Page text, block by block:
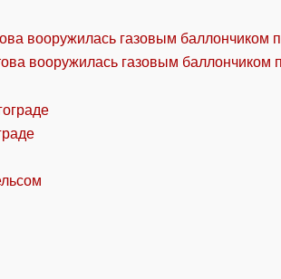
вооружилась газовым баллончиком